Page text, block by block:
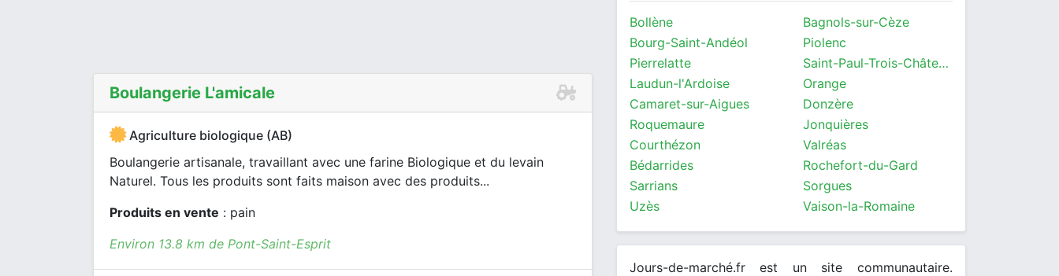
Boulangerie L'amicale
Agriculture biologique (AB)
Boulangerie artisanale, travaillant avec une farine Biologique et du levain
Naturel. Tous les produits sont faits maison avec des produits...
Produits en vente : pain
Environ 13.8 km de Pont-Saint-Esprit
Bollène
Bagnols-sur-Cèze
Bourg-Saint-Andéol
Piolenc
Pierrelatte
Saint-Paul-Trois-Châteaux
Laudun-l'Ardoise
Orange
Camaret-sur-Aigues
Donzère
Roquemaure
Jonquières
Courthézon
Valréas
Bédarrides
Rochefort-du-Gard
Sarrians
Sorgues
Uzès
Vaison-la-Romaine
Jours-de-marché.fr est un site communautaire.